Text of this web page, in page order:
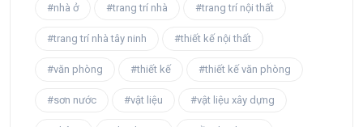
#nhà ở #trang trí nhà #trang trí nội thất
#trang trí nhà tây ninh #thiết kế nội thất
#văn phòng #thiết kế #thiết kế văn phòng
#sơn nước #vật liệu #vật liệu xây dựng